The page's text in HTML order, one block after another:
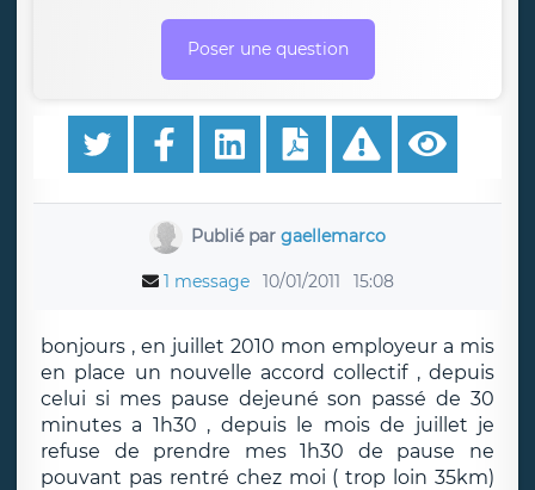
Poser une question
Publié pargaellemarco
1 message 10/01/2011 15:08
bonjours , en juillet 2010 mon employeur a mis
en place un nouvelle accord collectif , depuis
celui si mes pause dejeuné son passé de 30
minutes a 1h30 , depuis le mois de juillet je
refuse de prendre mes 1h30 de pause ne
pouvant pas rentré chez moi ( trop loin 35km)